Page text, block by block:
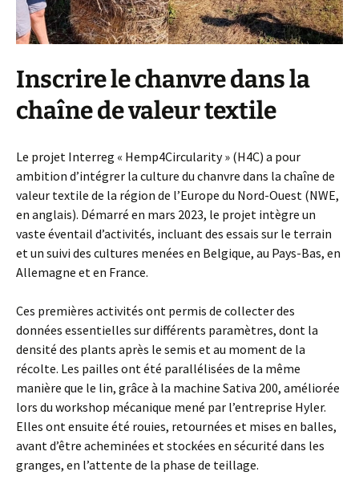
Inscrire le chanvre dans la
chaîne de valeur textile
Le projet Interreg « Hemp4Circularity » (H4C) a pour
ambition d’intégrer la culture du chanvre dans la chaîne de
valeur textile de la région de l’Europe du Nord-Ouest (NWE,
en anglais). Démarré en mars 2023, le projet intègre un
vaste éventail d’activités, incluant des essais sur le terrain
et un suivi des cultures menées en Belgique, au Pays-Bas, en
Allemagne et en France.
Ces premières activités ont permis de collecter des
données essentielles sur différents paramètres, dont la
densité des plants après le semis et au moment de la
récolte. Les pailles ont été parallélisées de la même
manière que le lin, grâce à la machine Sativa 200, améliorée
lors du workshop mécanique mené par l’entreprise Hyler.
Elles ont ensuite été rouies, retournées et mises en balles,
avant d’être acheminées et stockées en sécurité dans les
granges, en l’attente de la phase de teillage.